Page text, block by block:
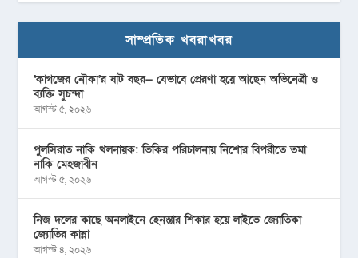
সাম্প্রতিক খবরাখবর
‘কাগজের নৌকা’র ষাট বছর— যেভাবে প্রেরণা হয়ে আছেন অভিনেত্রী ও
ব্যক্তি সুচন্দা
আগস্ট ৫, ২০২৬
পুলসিরাত নাকি খলনায়ক: ভিকির পরিচালনায় নিশোর বিপরীতে তমা
নাকি মেহজাবীন
আগস্ট ৫, ২০২৬
নিজ দলের কাছে অনলাইনে হেনস্তার শিকার হয়ে লাইভে জ্যোতিকা
জ্যোতির কান্না
আগস্ট ৪, ২০২৬